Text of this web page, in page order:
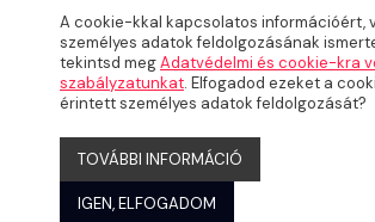
A cookie-kkal kapcsolatos információért,
személyes adatok feldolgozásának
tekintsd megAdatvédelmi és cookie-kra
szabályzatunkat. Elfogadod ezeket a
érintett személyes adatok feldolgozását?
TOVÁBBI INFORMÁCIÓ
IGEN, ELFOGADOM